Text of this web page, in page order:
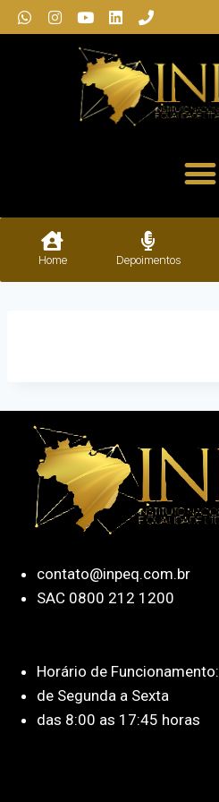
Home Depoimentos
contato@inpeq.com.br
SAC 0800 212 1200
Horário de Funcionamento:
de Segunda a Sexta
das 8:00 as 17:45 horas